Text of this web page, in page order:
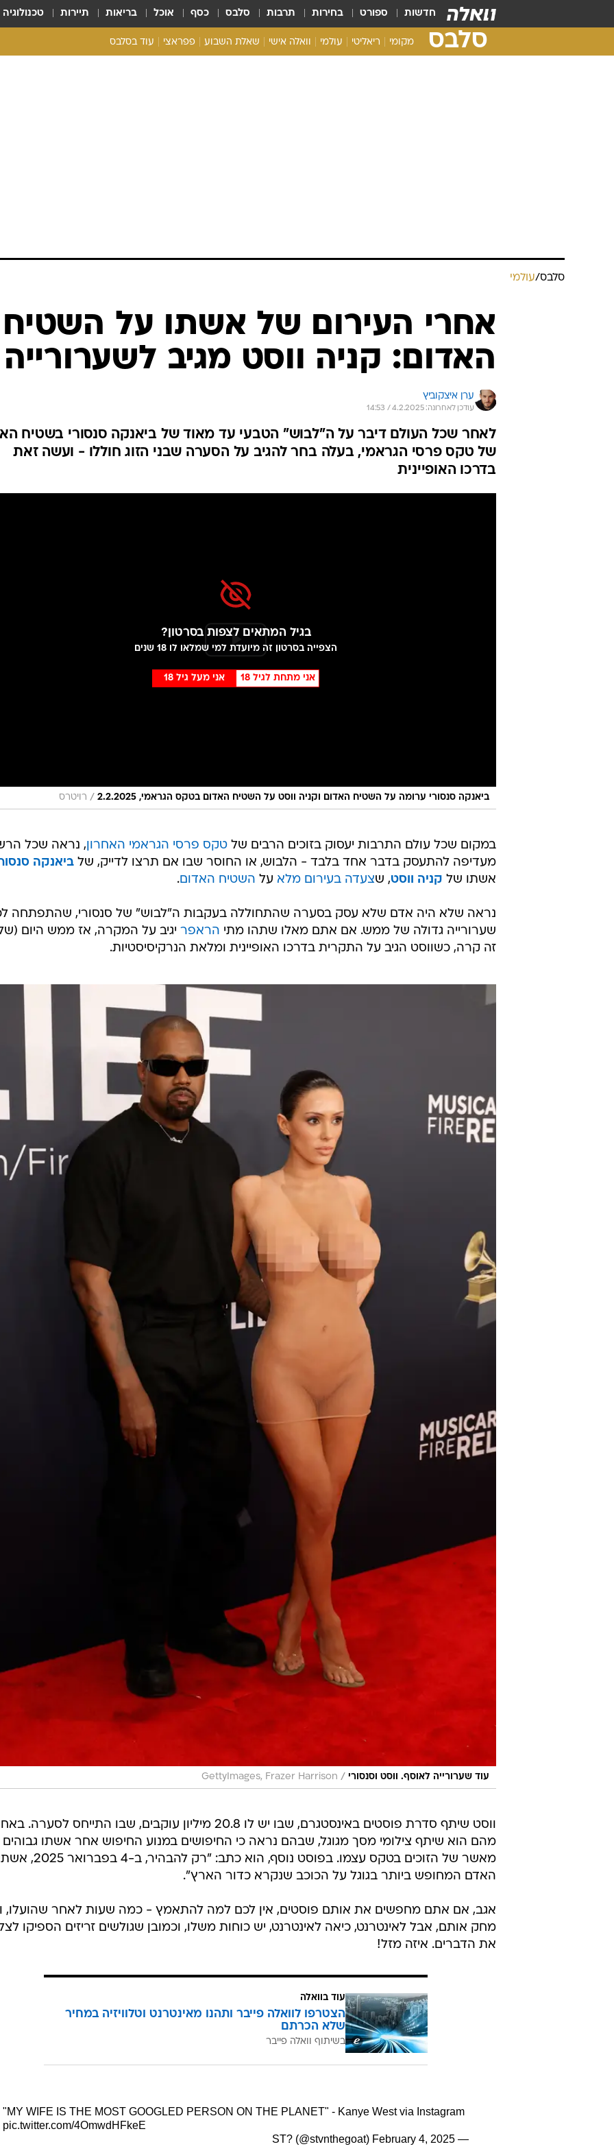
חדשות ספורט בחירות תרבות סלבס כסף אוכל בריאות תיירות טכנולוגיה
סלבס מקומי ריאליטי עולמי וואלה אישי שאלת השבוע פפראצי עוד בסלבס
סלבס/עולמי
אחרי העירום של אשתו על השטיח
האדום: קניה ווסט מגיב לשערורייה
ערן איצקוביץ
עודכן לאחרונה: 4.2.2025 / 14:53
לאחר שכל העולם דיבר על ה"לבוש" הטבעי עד מאוד של ביאנקה סנסורי בשטיח
של טקס פרסי הגראמי, בעלה בחר להגיב על הסערה שבני הזוג חוללו - ועשה זאת
בדרכו האופיינית
בגיל המתאים לצפות בסרטון?
הצפייה בסרטון זה מיועדת למי שמלאו לו 18 שנים
אני מתחת לגיל 18 אני מעל גיל 18
ביאנקה סנסורי ערומה על השטיח האדום וקניה ווסט על השטיח האדום בטקס הגראמי, 2.2.2025 / רויטרס
במקום שכל עולם התרבות יעסוק בזוכים הרבים של טקס פרסי הגראמי האחרון, נראה שכל
מעדיפה להתעסק בדבר אחד בלבד - הלבוש, או החוסר שבו אם תרצו לדייק, של ביאנקה
אשתו של קניה ווסט, שצעדה בעירום מלא על השטיח האדום.
נראה שלא היה אדם שלא עסק בסערה שהתחוללה בעקבות ה"לבוש" של סנסורי, שהתפתחה
שערורייה גדולה של ממש. אם אתם מאלו שתהו מתי הראפר יגיב על המקרה, אז ממש היום
זה קרה, כשווסט הגיב על התקרית בדרכו האופיינית ומלאת הנרקיסיסטיות.
עוד שערורייה לאוסף. ווסט וסנסורי /
GettyImages, Frazer Harrison
ווסט שיתף סדרת פוסטים באינסטגרם, שבו יש לו 20.8 מיליון עוקבים, שבו התייחס לסערה.
מהם הוא שיתף צילומי מסך מגוגל, שבהם נראה כי החיפושים במנוע החיפוש אחר אשתו גבוהים
מאשר של הזוכים בטקס עצמו. בפוסט נוסף, הוא
האדם המחופש ביותר בגוגל על הכוכב שנקרא כדור הארץ".
אגב, אם אתם מחפשים את אותם פוסטים, אין לכם למה להתאמץ - כמה שעות לאחר שהועלו,
מחק אותם, אבל לאינטרנט, כיאה לאינטרנט, יש כוחות משלו, וכמובן שגולשים זריזים הספיקו
את הדברים. איזה מזל!
עוד בוואלה
הצטרפו לוואלה פייבר ותהנו מאינטרנט וטלוויזיה במחיר
שלא הכרתם
בשיתוף וואלה פייבר
"MY WIFE IS THE MOST GOOGLED PERSON ON THE PLANET" - Kanye West via Instagram
pic.twitter.com/4OmwdHFkeE
— ST? (@stvnthegoat)
February 4, 2025